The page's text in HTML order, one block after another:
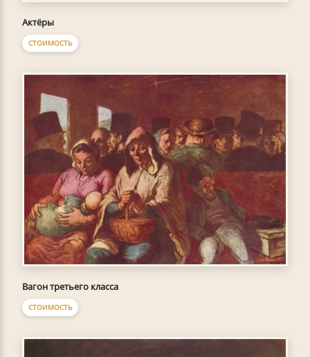
Актёры
СТОИМОСТЬ
Вагон третьего класса
СТОИМОСТЬ